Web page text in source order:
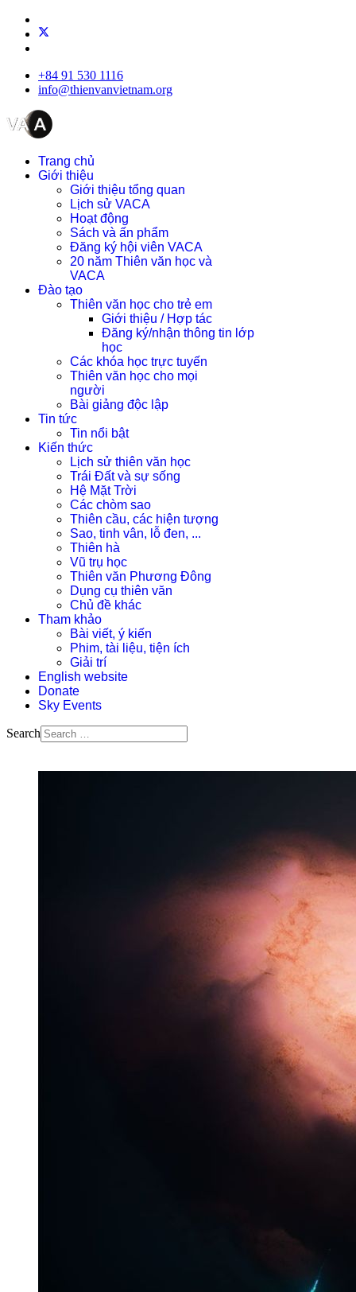
+84 91 530 1116
info@thienvanvietnam.org
Trang chủ
Giới thiệu
Giới thiệu tổng quan
Lịch sử VACA
Hoạt động
Sách và ấn phẩm
Đăng ký hội viên VACA
20 năm Thiên văn học và
VACA
Đào tạo
Thiên văn học cho trẻ em
Giới thiệu / Hợp tác
Đăng ký/nhận thông tin lớp
học
Các khóa học trực tuyến
Thiên văn học cho mọi
người
Bài giảng độc lập
Tin tức
Tin nổi bật
Kiến thức
Lịch sử thiên văn học
Trái Đất và sự sống
Hệ Mặt Trời
Các chòm sao
Thiên cầu, các hiện tượng
Sao, tinh vân, lỗ đen, ...
Thiên hà
Vũ trụ học
Thiên văn Phương Đông
Dụng cụ thiên văn
Chủ đề khác
Tham khảo
Bài viết, ý kiến
Phim, tài liệu, tiện ích
Giải trí
English website
Donate
Sky Events
Search